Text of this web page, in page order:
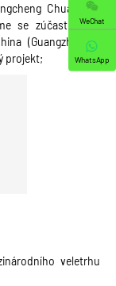
Chuangfan
se zúčastnili 31.
(Guangzhou) a
projekt;
veletrhu
WeChat
WhatsApp